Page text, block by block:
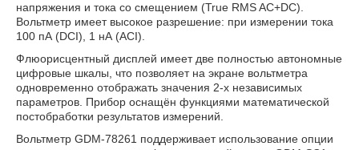
напряжения и тока со смещением (True RMS AC+DC).
Вольтметр имеет высокое разрешение: при измерении тока
100 пА (DCI), 1 нА (ACI).
Флюорисцентный дисплей имеет две полностью автономные
цифровые шкалы, что позволяет на экране вольтметра
одновременно отображать значения 2-х независимых
параметров. Прибор оснащён функциями математической
постобработки результатов измерений.
Вольтметр GDM-78261 поддерживает использование опции